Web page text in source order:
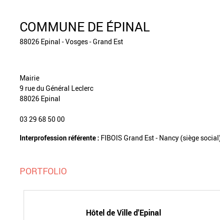
COMMUNE DE ÉPINAL
88026 Epinal - Vosges - Grand Est
Mairie
9 rue du Général Leclerc
88026 Epinal
03 29 68 50 00
Interprofession référente : FIBOIS Grand Est - Nancy (siège
PORTFOLIO
Hôtel de Ville d'Epinal